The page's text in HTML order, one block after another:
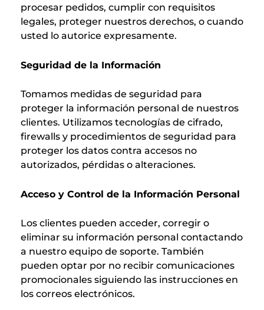
procesar pedidos, cumplir con requisitos
legales, proteger nuestros derechos, o cuando
usted lo autorice expresamente.
Seguridad de la Información
Tomamos medidas de seguridad para
proteger la información personal de nuestros
clientes. Utilizamos tecnologías de cifrado,
firewalls y procedimientos de seguridad para
proteger los datos contra accesos no
autorizados, pérdidas o alteraciones.
Acceso y Control de la Información Personal
Los clientes pueden acceder, corregir o
eliminar su información personal contactando
a nuestro equipo de soporte. También
pueden optar por no recibir comunicaciones
promocionales siguiendo las instrucciones en
los correos electrónicos.